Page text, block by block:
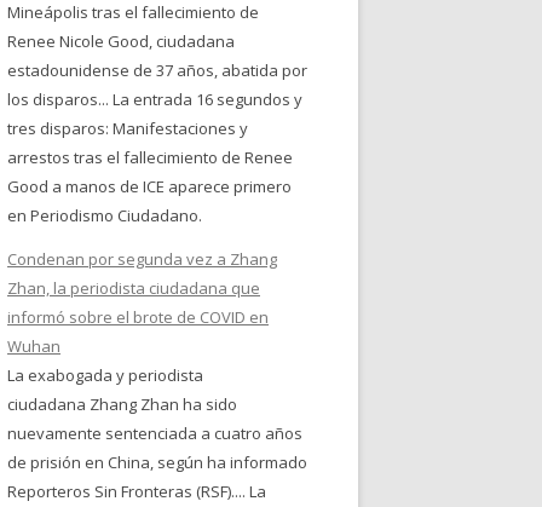
Mineápolis tras el fallecimiento de
Renee Nicole Good, ciudadana
estadounidense de 37 años, abatida por
los disparos... La entrada 16 segundos y
tres disparos: Manifestaciones y
arrestos tras el fallecimiento de Renee
Good a manos de ICE aparece primero
en Periodismo Ciudadano.
Condenan por segunda vez a Zhang
Zhan, la periodista ciudadana que
informó sobre el brote de COVID en
Wuhan
La exabogada y periodista
ciudadana Zhang Zhan ha sido
nuevamente sentenciada a cuatro años
de prisión en China, según ha informado
Reporteros Sin Fronteras (RSF).... La